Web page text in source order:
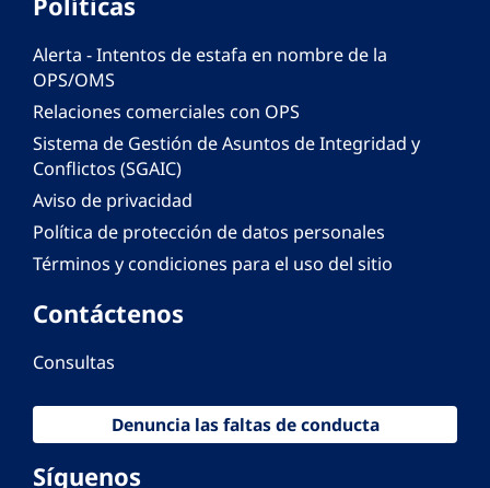
Alerta - Intentos de estafa en nombre de la
OPS/OMS
Relaciones comerciales con OPS
Sistema de Gestión de Asuntos de Integridad y
Conflictos (SGAIC)
Aviso de privacidad
Política de protección de datos personales
Términos y condiciones para el uso del sitio
Contáctenos
Consultas
Denuncia las faltas de conducta
Síguenos